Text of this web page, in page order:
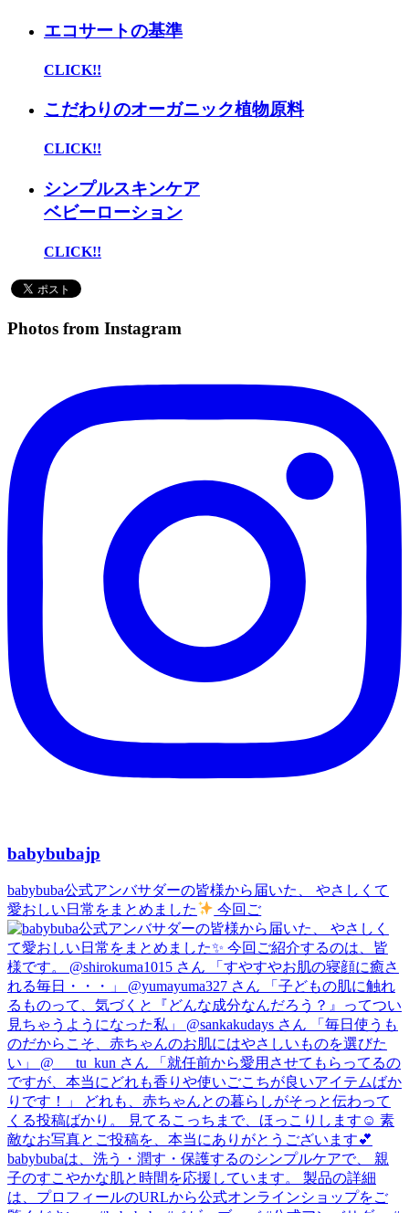
エコサートの基準
CLICK!!
こだわりのオーガニック植物原料
CLICK!!
シンプルスキンケア
ベビーローション
CLICK!!
Photos from Instagram
babybubajp
babybuba公式アンバサダーの皆様から届いた、 やさしくて
愛おしい日常をまとめました
今回ご